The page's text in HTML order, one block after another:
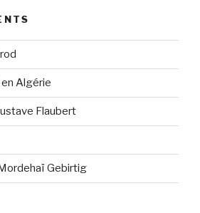
Algérie
Flaubert
Gebirtig